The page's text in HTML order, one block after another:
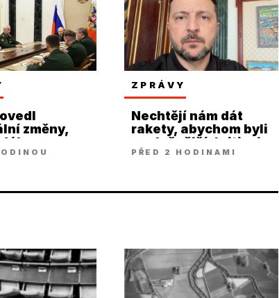
změny,
ZPRÁVY
Nechtějí nám dát
rakety, abychom byli
poslušnější, kritizuje
Zelenskij
PŘED 2 HODINAMI